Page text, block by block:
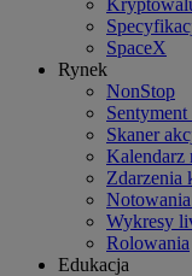
SpaceX
Rynek
NonStop
Skaner
Zdarzenia
Wykresy
Rolowania
Edukacja